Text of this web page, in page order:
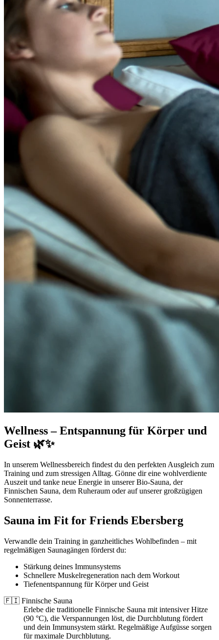
Wellness – Entspannung für Körper und
Geist 🌿✨
In unserem Wellnessbereich findest du den perfekten Ausgleich zum
Training und zum stressigen Alltag. Gönne dir eine wohlverdiente
Auszeit und tanke neue Energie in unserer Bio-Sauna, der
Finnischen Sauna, dem Ruheraum oder auf unserer großzügigen
Sonnenterrasse.
Sauna im Fit for Friends Ebersberg
Verwandle dein Training in ganzheitliches Wohlbefinden – mit
regelmäßigen Saunagängen förderst du:
Stärkung deines Immunsystems
Schnellere Muskelregeneration nach dem Workout
Tiefenentspannung für Körper und Geist
🇫🇮 Finnische Sauna
Erlebe die traditionelle Finnische Sauna mit intensiver Hitze
(90 °C), die Verspannungen löst, die Durchblutung fördert
und dein Immunsystem stärkt. Regelmäßige Aufgüsse sorgen
für maximale Durchblutung.